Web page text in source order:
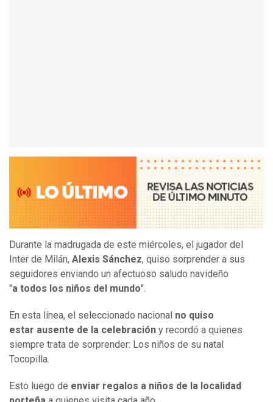
Durante la madrugada de este miércoles, el jugador del
Inter de Milán, Alexis Sánchez, quiso sorprender a sus
seguidores enviando un afectuoso saludo navideño
"a todos los niños del mundo".
En esta línea, el seleccionado nacional no quiso
estar ausente de la celebración y recordó a quienes
siempre trata de sorprender: Los niños de su natal
Tocopilla.
Esto luego de enviar regalos a niños de la localidad